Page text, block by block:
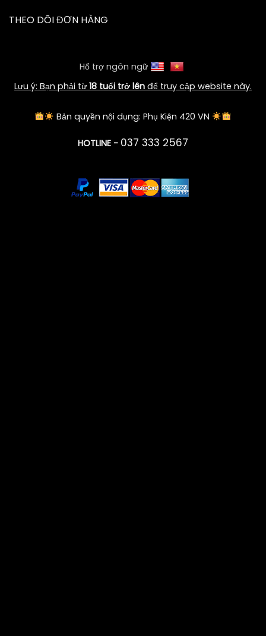
THEO DÕI ĐƠN HÀNG
Hổ trợ ngôn ngữ
Lưu ý: Bạn phải từ 18 tuổi trở lên để truy cập website này.
Bản quyền nội dụng: Phụ Kiện 420 VN
HOTLINE - 037 333 2567